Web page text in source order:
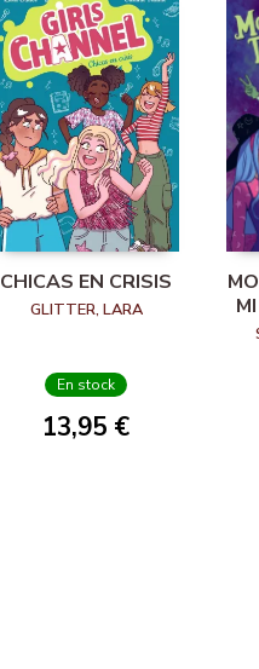
CHICAS EN CRISIS
GLITTER, LARA
En stock
13,95 €